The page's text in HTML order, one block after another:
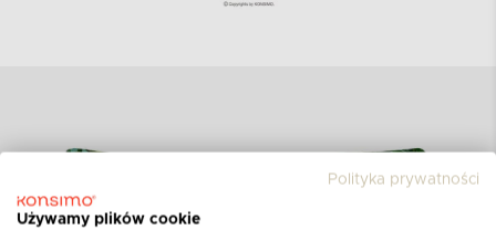
Polityka prywatności
Używamy plików cookie